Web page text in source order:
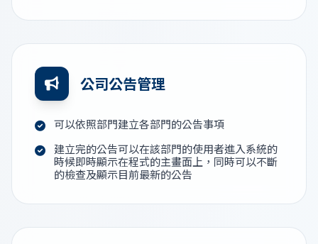
公司公告管理
可以依照部門建立各部門的公告事項
建立完的公告可以在該部門的使用者進入系統的
時候即時顯示在程式的主畫面上，同時可以不斷
的檢查及顯示目前最新的公告